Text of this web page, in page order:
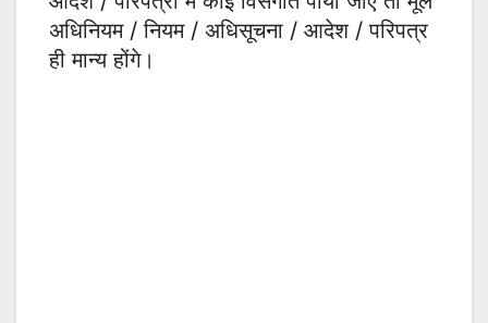
अधिनियम / नियम / अधिसूचना / आदेश / परिपत्र
ही मान्य होंगे।